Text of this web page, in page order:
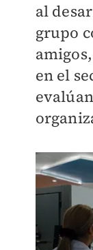
al
grupo
en el